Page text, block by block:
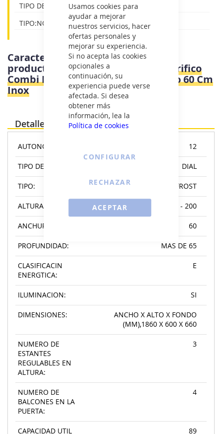
Usamos cookies para
ayudar a mejorar
nuestros servicios, hacer
ofertas personales y
mejorar su experiencia.
Si no acepta las cookies
opcionales a
continuación, su
experiencia puede verse
afectada. Si desea
obtener más
información, lea la
Política de cookies
ACEPTAR
CONFIGURAR
RECHAZAR
TIPO DE CONTROL:DIAL
TIPO:NO FROST
Características e información del
producto
Bosch KGN36NLEA - Frigorifico
Combi Nofrost E Alto 186 Cm Ancho 60 Cm
Inox
Detalles
AUTONOMA: 12
TIPO DE CONTROL: DIAL
TIPO: NO FROST
ALTURA: 180 - 200
ANCHURA: 60
PROFUNDIDAD: MAS DE 65
CLASIFICACIN
ENERGTICA:
E
ILUMINACION: SI
DIMENSIONES:
ANCHO X ALTO X FONDO
(MM),1860 X 600 X 660
NUMERO DE
ESTANTES
REGULABLES EN
ALTURA:
3
NUMERO DE
BALCONES EN LA
PUERTA:
4
CAPACIDAD UTIL 89